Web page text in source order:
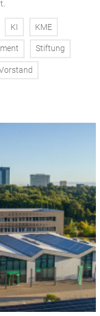
KI KME
Stiftung